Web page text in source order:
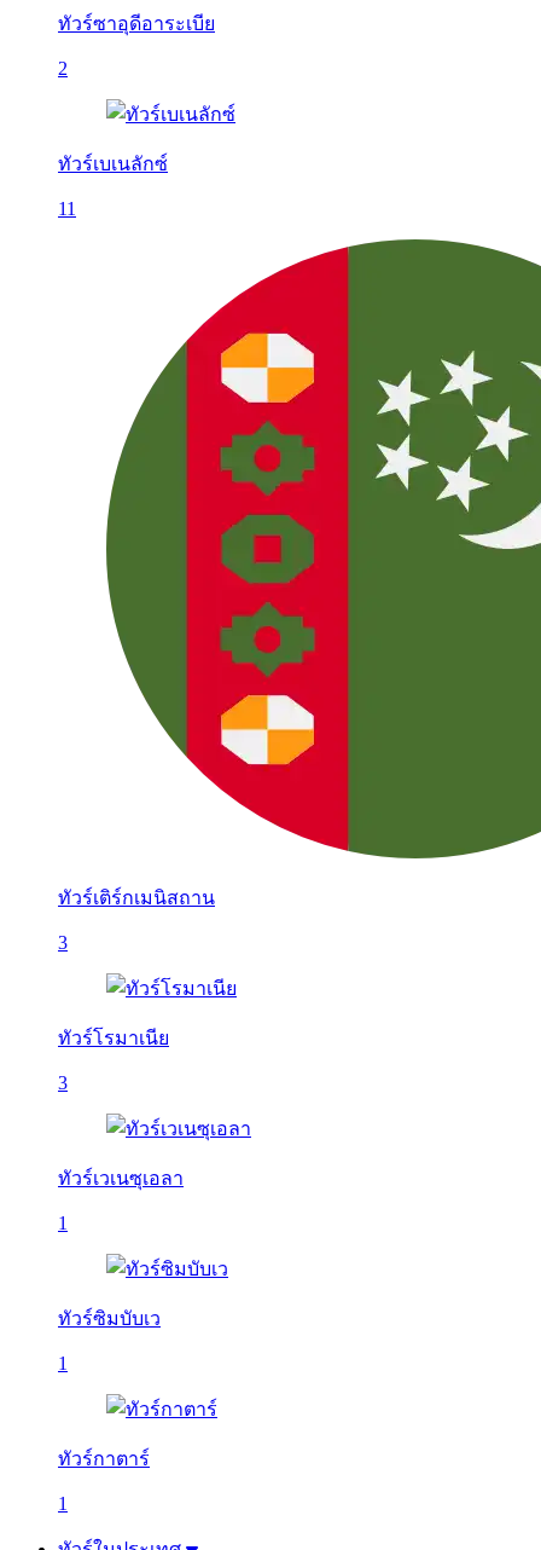
ทัวร์ซาอุดีอาระเบีย
2
ทัวร์เบเนลักซ์
11
ทัวร์เติร์กเมนิสถาน
3
ทัวร์โรมาเนีย
3
ทัวร์เวเนซุเอลา
1
ทัวร์ซิมบับเว
1
ทัวร์กาตาร์
1